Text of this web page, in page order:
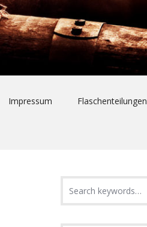
child
Impressum Flaschenteilungen
for: